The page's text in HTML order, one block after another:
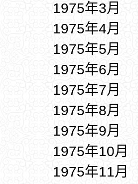
1975年3月
1975年4月
1975年5月
1975年6月
1975年7月
1975年8月
1975年9月
1975年10月
1975年11月